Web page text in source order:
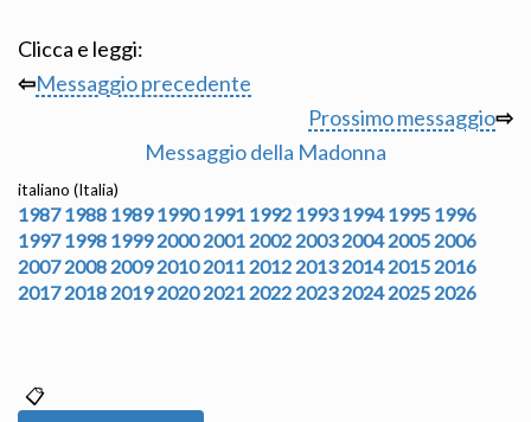
Clicca e leggi:
⇦Messaggio precedente
Prossimo messaggio⇨
Messaggio della Madonna
italiano (Italia)
1987 1988 1989 1990 1991 1992 1993 1994 1995 1996
1997 1998 1999 2000 2001 2002 2003 2004 2005 2006
2007 2008 2009 2010 2011 2012 2013 2014 2015 2016
2017 2018 2019 2020 2021 2022 2023 2024 2025 2026